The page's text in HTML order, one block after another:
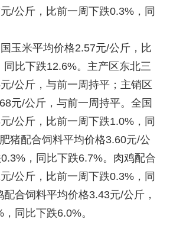
/公斤，比前一周下跌0.3%，同
玉米平均价格2.57元/公斤，比
比下跌12.6%。主产区东北三
/公斤，与前一周持平；主销区
元/公斤，与前一周持平。全国
/公斤，比前一周下跌1.0%，同
猪配合饲料平均价格3.60元/公
，同比下跌6.7%。肉鸡配合
/公斤，比前一周下跌0.3%，同
合饲料平均价格3.43元/公斤，
同比下跌6.0%。